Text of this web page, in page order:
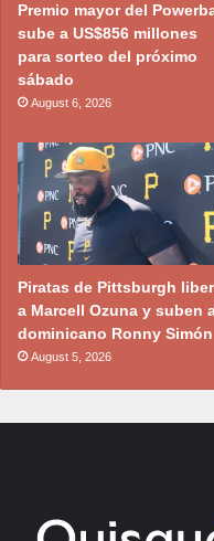
Premio mayor del
sube a US$856 millones
para sorteo del próximo
sábado
August 6, 2026
Piratas de Pittsburgh
a Marcell Ozuna y suben
dominicano Ronny Simón
August 5, 2026